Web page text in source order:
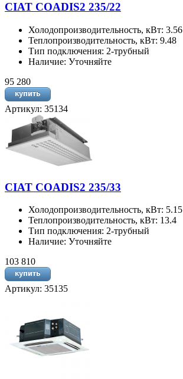
CIAT COADIS2 235/22
Холодопроизводительность, кВт: 3.56
Теплопроизводительность, кВт: 9.48
Тип подключения: 2-трубный
Наличие: Уточняйте
95 280
Артикул: 35134
CIAT COADIS2 235/33
Холодопроизводительность, кВт: 5.15
Теплопроизводительность, кВт: 13.4
Тип подключения: 2-трубный
Наличие: Уточняйте
103 810
Артикул: 35135